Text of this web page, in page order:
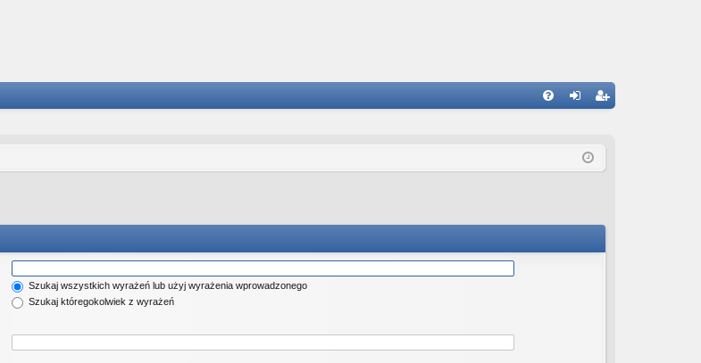
ej
si
Szukaj wszystkich wyrażeń lub użyj wyrażenia wprowadzonego
Szukaj któregokolwiek z wyrażeń